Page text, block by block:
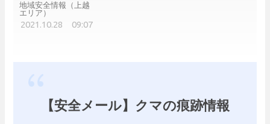
地域安全情報（上越
エリア）
2021.10.28 09:07
【安全メール】クマの痕跡情報